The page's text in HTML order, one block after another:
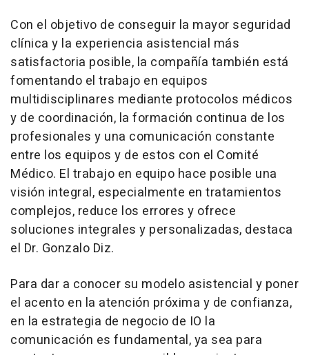
Con el objetivo de conseguir la mayor seguridad
clínica y la experiencia asistencial más
satisfactoria posible, la compañía también está
fomentando el trabajo en equipos
multidisciplinares mediante protocolos médicos
y de coordinación, la formación continua de los
profesionales y una comunicación constante
entre los equipos y de estos con el Comité
Médico. El trabajo en equipo hace posible una
visión integral, especialmente en tratamientos
complejos, reduce los errores y ofrece
soluciones integrales y personalizadas, destaca
el Dr. Gonzalo Diz.
Para dar a conocer su modelo asistencial y poner
el acento en la atención próxima y de confianza,
en la estrategia de negocio de IO la
comunicación es fundamental, ya sea para